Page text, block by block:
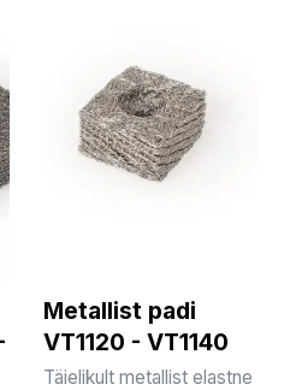
Metallist padi
VT1120 - VT1140
Täielikult metallist elastne